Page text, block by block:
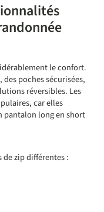
le confort.
poches sécurisées,
réversibles. Les
car elles
pantalon long en short
zip différentes :